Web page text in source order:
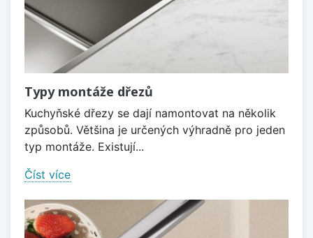
Typy montáže dřezů
Kuchyňské dřezy se dají namontovat na několik
způsobů. Většina je určených výhradně pro jeden
typ montáže. Existují...
Číst více